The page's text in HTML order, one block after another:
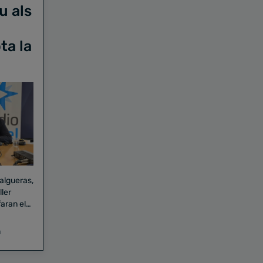
als
la
el